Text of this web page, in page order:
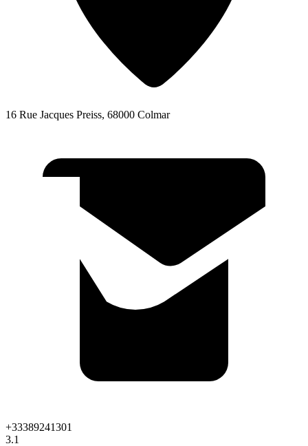
16 Rue Jacques Preiss, 68000 Colmar
+33389241301
3.1